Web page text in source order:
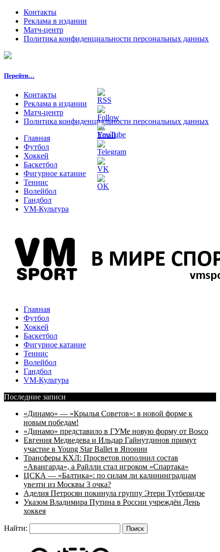
Контакты
Реклама в издании
Матч-центр
Политика конфиденциальности персональных данных
Перейти…
Контакты
Реклама в издании
Матч-центр
Политика конфиденциальности персональных данных
Главная
Футбол
Хоккей
Баскетбол
Фигурное катание
Теннис
Волейбол
Гандбол
VM-Культура
Главная
Футбол
Хоккей
Баскетбол
Фигурное катание
Теннис
Волейбол
Гандбол
VM-Культура
Последние записи
«Динамо» — «Крылья Советов»: в новой форме к
новым победам!
«Динамо» представило в ГУМе новую форму от Bosco
Евгения Медведева и Ильдар Гайнутдинов примут
участие в Young Star Ballet в Японии
Трансферы КХЛ: Просветов пополнил состав
«Авангарда», а Райлли стал игроком «Спартака»
ЦСКА — «Балтика»: по силам ли калининградцам
увезти из Москвы 3 очка?
Аделия Петросян покинула группу Этери Тутберидзе
Указом Владимира Путина в России учреждён День
хоккея
Найти: